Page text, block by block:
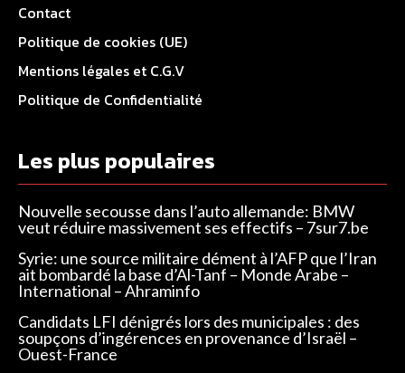
Contact
Politique de cookies (UE)
Mentions légales et C.G.V
Politique de Confidentialité
Les plus populaires
Nouvelle secousse dans l’auto allemande: BMW
veut réduire massivement ses effectifs – 7sur7.be
Syrie: une source militaire dément à l’AFP que l’Iran
ait bombardé la base d’Al-Tanf – Monde Arabe –
International – Ahraminfo
Candidats LFI dénigrés lors des municipales : des
soupçons d’ingérences en provenance d’Israël –
Ouest-France